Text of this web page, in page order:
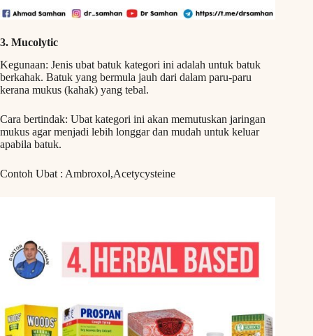
3. Mucolytic
Kegunaan: Jenis ubat batuk kategori ini adalah untuk batuk
berkahak. Batuk yang bermula jauh dari dalam paru-paru
kerana mukus (kahak) yang tebal.
Cara bertindak: Ubat kategori ini akan memutuskan jaringan
mukus agar menjadi lebih longgar dan mudah untuk keluar
apabila batuk.
Contoh Ubat : Ambroxol,Acetycysteine